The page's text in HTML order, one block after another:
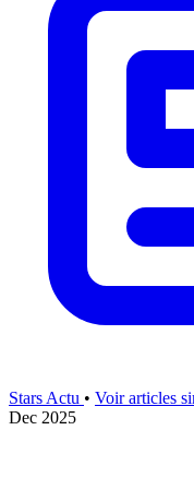
Stars Actu • Voir articles
Dec 2025